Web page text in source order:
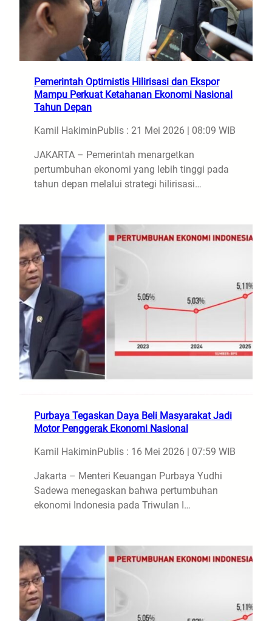
Pemerintah Optimistis Hilirisasi dan Ekspor
Mampu Perkuat Ketahanan Ekonomi Nasional
Tahun Depan
Kamil HakiminPublis : 21 Mei 2026 | 08:09 WIB
JAKARTA – Pemerintah menargetkan
pertumbuhan ekonomi yang lebih tinggi pada
tahun depan melalui strategi hilirisasi…
Purbaya Tegaskan Daya Beli Masyarakat Jadi
Motor Penggerak Ekonomi Nasional
Kamil HakiminPublis : 16 Mei 2026 | 07:59 WIB
Jakarta – Menteri Keuangan Purbaya Yudhi
Sadewa menegaskan bahwa pertumbuhan
ekonomi Indonesia pada Triwulan I…